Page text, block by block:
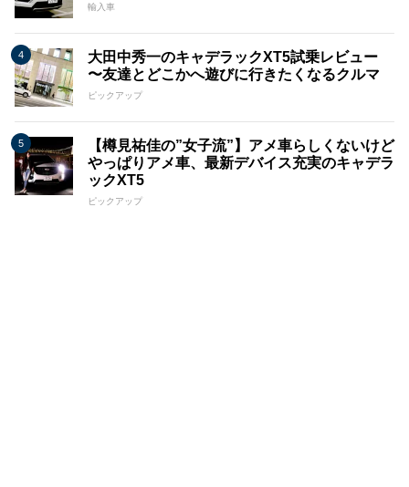
輸入車
大田中秀一のキャデラックXT5試乗レビュー
〜友達とどこかへ遊びに行きたくなるクルマ
ピックアップ
【樽見祐佳の”女子流”】アメ車らしくないけど
やっぱりアメ車、最新デバイス充実のキャデラ
ックXT5
ピックアップ